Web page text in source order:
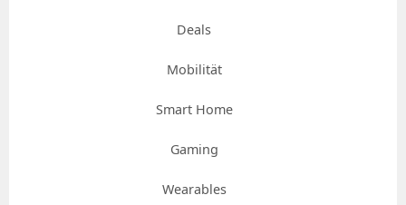
Deals
Mobilität
Smart Home
Gaming
Wearables